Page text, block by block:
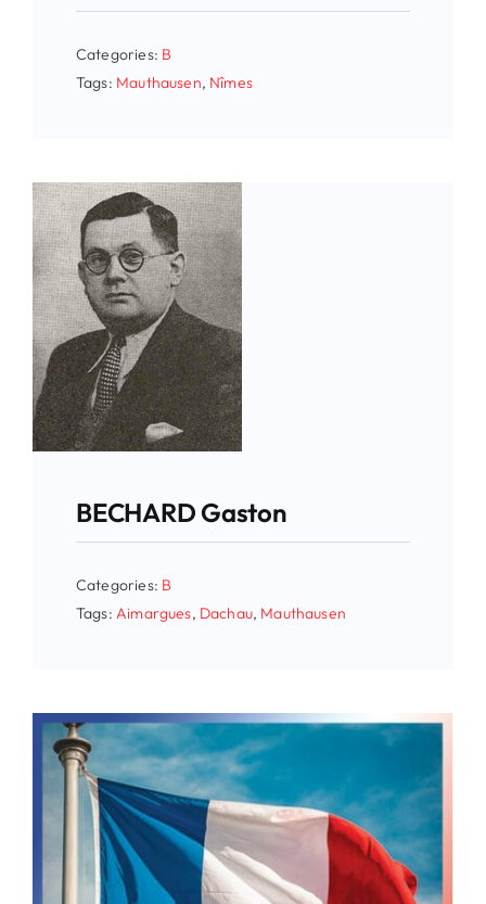
Categories: B
Tags: Mauthausen, Nîmes
BECHARD Gaston
Categories: B
Tags:Aimargues, Dachau, Mauthausen